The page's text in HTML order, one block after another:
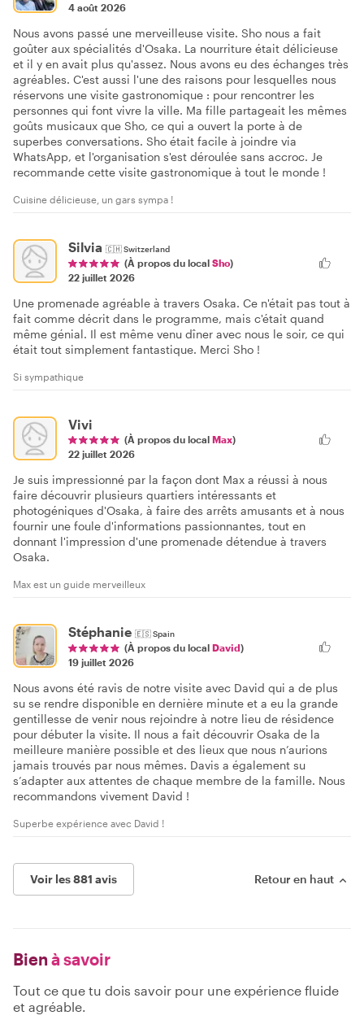
4 août 2026
Nous avons passé une merveilleuse visite. Sho nous a fait
goûter aux spécialités d'Osaka. La nourriture était délicieuse
et il y en avait plus qu'assez. Nous avons eu des échanges très
agréables. C'est aussi l'une des raisons pour lesquelles nous
réservons une visite gastronomique : pour rencontrer les
personnes qui font vivre la ville. Ma fille partageait les mêmes
goûts musicaux que Sho, ce qui a ouvert la porte à de
superbes conversations. Sho était facile à joindre via
WhatsApp, et l'organisation s'est déroulée sans accroc. Je
recommande cette visite gastronomique à tout le monde !
Cuisine délicieuse, un gars sympa !
Silvia 🇨🇭Switzerland
(À propos du local Sho)
22 juillet 2026
Une promenade agréable à travers Osaka. Ce n'était pas tout à
fait comme décrit dans le programme, mais c'était quand
même génial. Il est même venu dîner avec nous le soir, ce qui
était tout simplement fantastique. Merci Sho !
Si sympathique
Vivi
(À propos du local Max)
22 juillet 2026
Je suis impressionné par la façon dont Max a réussi à nous
faire découvrir plusieurs quartiers intéressants et
photogéniques d'Osaka, à faire des arrêts amusants et à nous
fournir une foule d'informations passionnantes, tout en
donnant l'impression d'une promenade détendue à travers
Osaka.
Max est un guide merveilleux
Stéphanie 🇪🇸Spain
(À propos du local David)
19 juillet 2026
Nous avons été ravis de notre visite avec David qui a de plus
su se rendre disponible en dernière minute et a eu la grande
gentillesse de venir nous rejoindre à notre lieu de résidence
pour débuter la visite. Il nous a fait découvrir Osaka de la
meilleure manière possible et des lieux que nous n’aurions
jamais trouvés par nous mêmes. Davis a également su
s’adapter aux attentes de chaque membre de la famille. Nous
recommandons vivement David !
Superbe expérience avec David !
Voir les 881 avis Retour en haut
Bien à savoir
Tout ce que tu dois savoir pour une expérience fluide
et agréable.